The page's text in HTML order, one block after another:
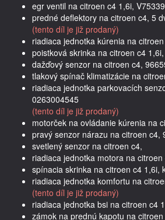
egr ventil na citroen c4 1,6i,
predné deflektory na citroen c4, 5
(tento díl je již prodaný)
riadiaca jednotka kúrenia na
poistková skrinka na citroen c4
dažďový senzor na citroen c4,
tlakový spínač klimatizácie na
riadiaca jednotka parkovacích
0263004545
(tento díl je již prodaný)
motorček na ovládanie kúrenia na
pravý senzor nárazu na citroen c4,
svetlený senzor na citroen c4,
riadiaca jednotka motora na
spínacia skrinka na citroen c4 1,6i,
riadiaca jednotka komfortu na
(tento díl je již prodaný)
riadiaca jednotka bsi na citroen c4
zámok na prednú kapotu na citroen